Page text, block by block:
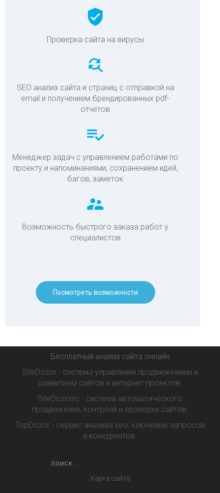
verified_user
Проверка сайта на вирусы
find_replace
SEO анализ сайта и страниц с отправкой на
email и получением брендированных pdf-
отчетов
playlist_add_check
Менеджер задач с управлением работами по
проекту и напоминаниями, сохранением идей,
багов, заметок
supervisor_account
Возможность быстрого заказа работ у
специалистов
Посмотреть возможности
Бесплатный анализ сайта онлайн
SiteDozor - система управления продвижением и
развитием сайтов и интернет-проектов.
SiteDozorro - система автоматического
продвижения, контроля и проверки сайтов.
TopDozor - сервис анализа seo, ключевых запросов
и конкурентов.
Карта сайта